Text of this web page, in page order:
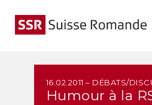
16.02.2011 – DÉBATS/
Humour à la